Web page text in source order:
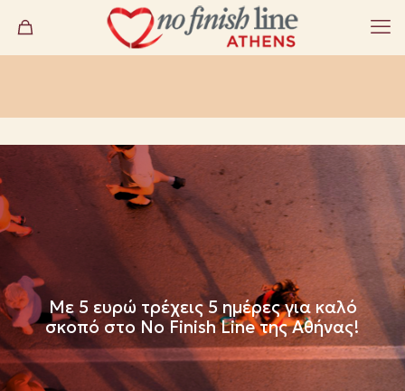
Με 5 ευρώ τρέχεις 5 ημέρες για καλό
σκοπό στο No Finish Line της Αθήνας!